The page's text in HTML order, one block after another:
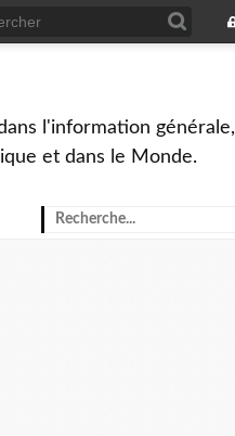
l'information générale,
et dans le Monde.